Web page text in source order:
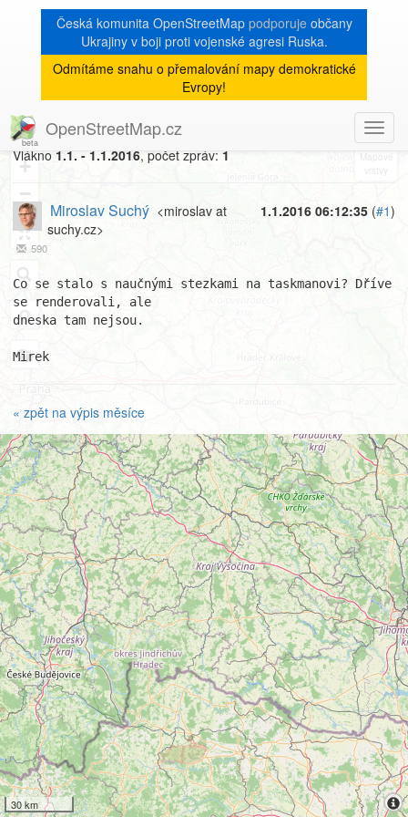
Česká komunita OpenStreetMap podporujeobčany
Ukrajiny v boji proti vojenské agresi Ruska.
Odmítáme snahu o přemalování mapy demokratické
Evropy!
OpenStreetMap.cz
8
+
−
30 km
« zpět na výpis měsíce
[Talk-cz]
NS na taskmanovi
Vlákno 1.1. - 1.1.2016, počet zpráv:1
1.1.2016 06:12:35 (#1)
Miroslav Suchý <miroslav at
suchy.cz>
590
Co se stalo s naučnými stezkami na taskmanovi? Dříve
se renderovali, ale
dneska tam nejsou.
Mirek
« zpět na výpis měsíce